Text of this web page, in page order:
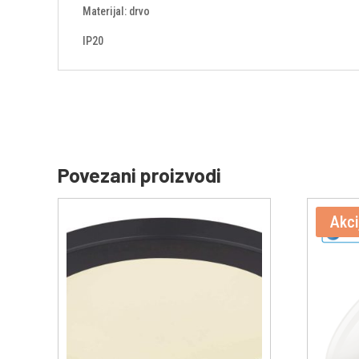
Materijal: drvo
IP20
Povezani proizvodi